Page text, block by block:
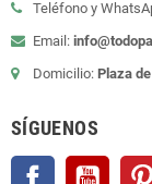
Teléfono y
Email:
Domicilio: Plaza
SÍGUENOS
Facebook